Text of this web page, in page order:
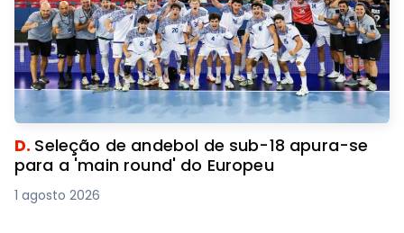
D. Seleção de andebol de sub-18 apura-se
para a 'main round' do Europeu
1 agosto 2026